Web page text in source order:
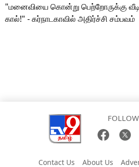
"மனைவியை கொன்று பெற்றோருக்கு
கால்!" - கர்நாடகாவில் அதிர்ச்சி சம்பவம்
Contact Us About Us